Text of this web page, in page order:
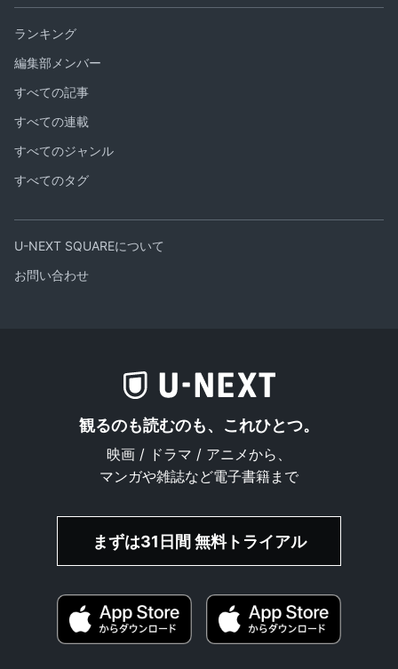
ランキング
編集部メンバー
すべての記事
すべての連載
すべてのジャンル
すべてのタグ
U-NEXT SQUAREについて
お問い合わせ
観るのも読むのも、これひとつ。
映画 / ドラマ / アニメから、
マンガや雑誌など電子書籍まで
まずは31日間 無料トライアル